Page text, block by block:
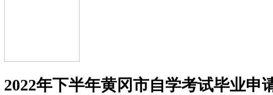
2022年下半年黄冈市自学考试毕业申